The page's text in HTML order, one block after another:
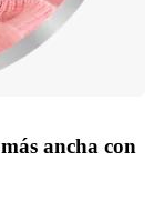
ancha con